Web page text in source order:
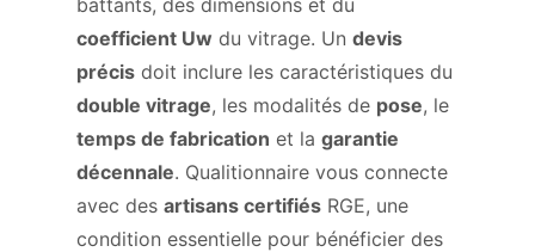
battants, des dimensions et du
coefficient Uw du vitrage. Un devis
précis doit inclure les caractéristiques du
double vitrage, les modalités de pose, le
temps de fabrication et la garantie
décennale. Qualitionnaire vous connecte
avec des artisans certifiés RGE, une
condition essentielle pour bénéficier des